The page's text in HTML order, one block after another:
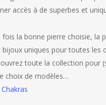
accès à de superbes et
fois la bonne pierre choisie, la
bijoux uniques pour toutes les
toute la collection pour
choix de modèles…